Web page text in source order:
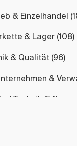
& Einzelhandel (
& Lager (108)
& Qualität (96)
&
Technik (54)
& IT-Bereich